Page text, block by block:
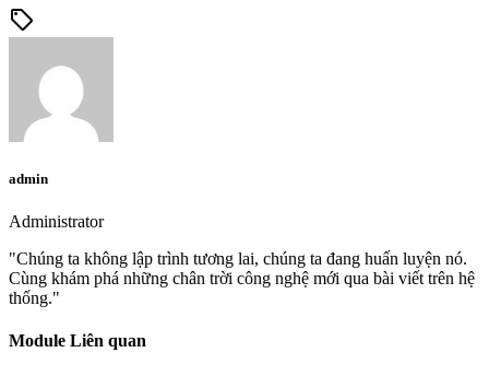
sell
admin
Administrator
"Chúng ta không lập trình tương lai, chúng ta đang huấn luyện nó.
Cùng khám phá những chân trời công nghệ mới qua bài viết trên hệ
thống."
Module Liên quan